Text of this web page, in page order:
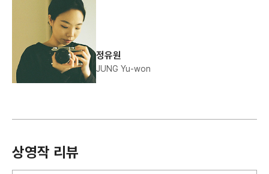
정유원
JUNG Yu-won
상영작 리뷰